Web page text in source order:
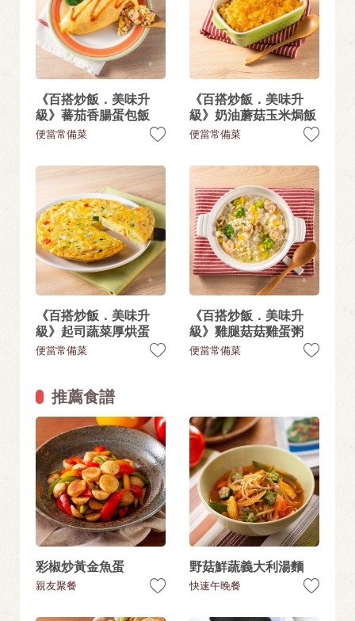
《百搭炒飯．美味升
級》蕃茄香腸蛋包飯
便當常備菜
《百搭炒飯．美味升
級》奶油蘑菇玉米焗飯
便當常備菜
《百搭炒飯．美味升
級》起司蔬菜厚烘蛋
便當常備菜
《百搭炒飯．美味升
級》雞腿菇菇雞蛋粥
便當常備菜
推薦食譜
彩椒炒黃金魚蛋
親友聚餐
野菇鮮蔬義大利湯麵
快速午晚餐